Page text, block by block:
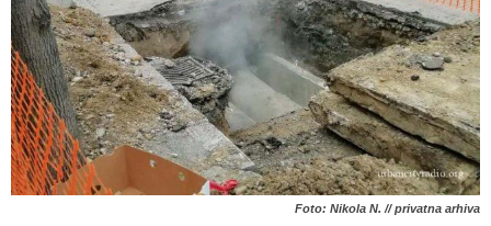
Foto: Nikola N. // privatna arhiva